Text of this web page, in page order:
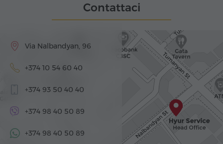
Contattaci
Via Nalbandyan, 96
+374 10 54 60 40
+374 93 50 40 40
+374 98 40 50 89
+374 98 40 50 89